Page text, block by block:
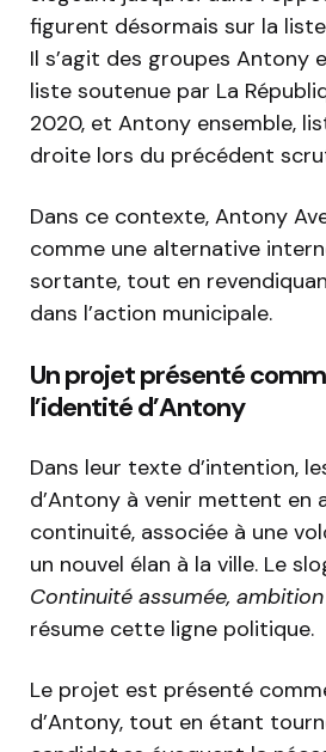
figurent désormais sur la
Il s’agit des groupes Antony
liste soutenue par La
2020, et Antony ensemble,
droite lors du précédent
Dans ce contexte, Antony
comme une alternative
sortante, tout en
dans l’action municipale.
Un projet présenté
l’identité d’Antony
Dans leur texte d’intention,
d’Antony à venir mettent en
continuité, associée à une
un nouvel élan à la ville. Le
Continuité assumée,
résume cette ligne politique.
Le projet est présenté
d’Antony, tout en étant